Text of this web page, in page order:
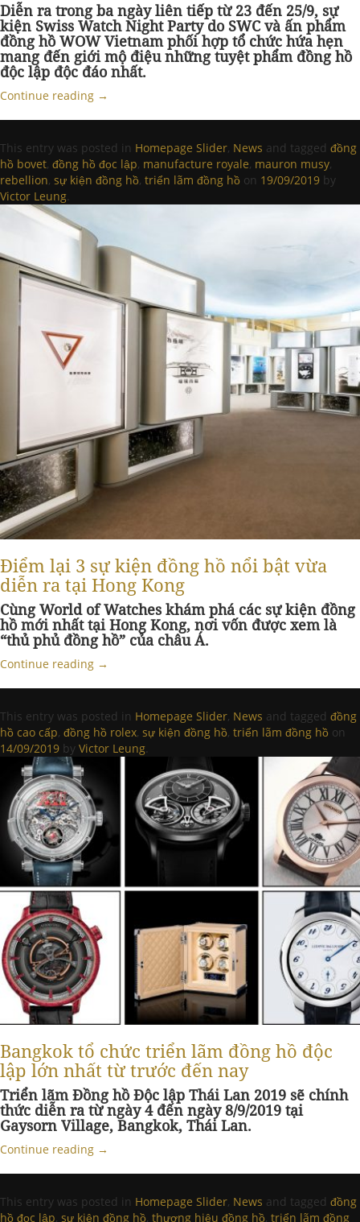
Diễn ra trong ba ngày liên tiếp từ 23 đến 25/9, sự
kiện Swiss Watch Night Party do SWC và ấn phẩm
đồng hồ WOW Vietnam phối hợp tổ chức hứa hẹn
mang đến giới mộ điệu những tuyệt phẩm đồng hồ
độc lập độc đáo nhất.
Continue reading →
This entry was posted in Homepage Slider, News and tagged đồng
hồ bovet, đồng hồ đọc lập, manufacture royale, mauron musy,
rebellion, sự kiện đồng hồ, triển lãm đồng hồ on 19/09/2019 by
Victor Leung.
Điểm lại 3 sự kiện đồng hồ nổi bật vừa
diễn ra tại Hong Kong
Cùng World of Watches khám phá các sự kiện đồng
hồ mới nhất tại Hong Kong, nơi vốn được xem là
“thủ phủ đồng hồ” của châu Á.
Continue reading →
This entry was posted in Homepage Slider, News and tagged đồng
hồ cao cấp, đồng hồ rolex, sự kiện đồng hồ, triển lãm đồng hồ on
14/09/2019 by Victor Leung.
Bangkok tổ chức triển lãm đồng hồ độc
lập lớn nhất từ trước đến nay
Triển lãm Đồng hồ Độc lập Thái Lan 2019 sẽ chính
thức diễn ra từ ngày 4 đến ngày 8/9/2019 tại
Gaysorn Village, Bangkok, Thái Lan.
Continue reading →
This entry was posted in Homepage Slider, News and tagged đồng
hồ đọc lập, sự kiện đồng hồ, thương hiệu đồng hồ, triển lãm đồng